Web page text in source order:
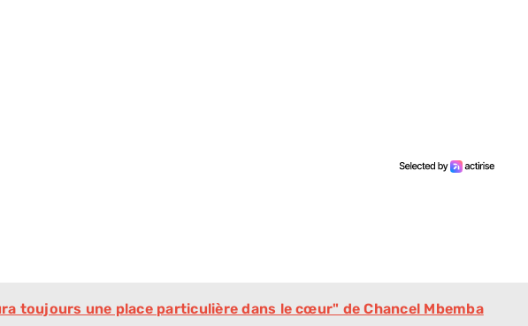
toujours une place particulière dans le cœur" de Chancel Mbemba